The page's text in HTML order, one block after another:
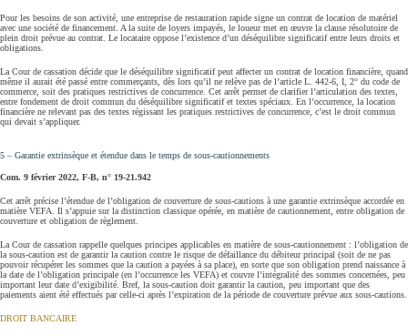
Pour les besoins de son activité, une entreprise de restauration rapide signe un contrat de location de matériel
avec une société de financement. A la suite de loyers impayés, le loueur met en œuvre la clause résolutoire de
plein droit prévue au contrat. Le locataire oppose l’existence d’un déséquilibre significatif entre leurs droits et
obligations.
La Cour de cassation décide que le déséquilibre significatif peut affecter un contrat de location financière, quand
même il aurait été passé entre commerçants, dès lors qu’il ne relève pas de l’article L. 442-6, I, 2° du code de
commerce, soit des pratiques restrictives de concurrence. Cet arrêt permet de clarifier l’articulation des textes,
entre fondement de droit commun du déséquilibre significatif et textes spéciaux. En l’occurrence, la location
financière ne relevant pas des textes régissant les pratiques restrictives de concurrence, c’est le droit commun
qui devait s’appliquer.
5 – Garantie extrinsèque et étendue dans le temps de sous-cautionnements
Com. 9 février 2022, F‑B, n° 19‑21.942
Cet arrêt précise l’étendue de l’obligation de couverture de sous-cautions à une garantie extrinsèque accordée en
matière VEFA. Il s’appuie sur la distinction classique opérée, en matière de cautionnement, entre obligation de
couverture et obligation de règlement.
La Cour de cassation rappelle quelques principes applicables en matière de sous-cautionnement : l’obligation de
la sous‑caution est de garantir la caution contre le risque de défaillance du débiteur principal (soit de ne pas
pouvoir récupérer les sommes que la caution a payées à sa place), en sorte que son obligation prend naissance à
la date de l’obligation principale (en l’occurrence les VEFA) et couvre l’intégralité des sommes concernées, peu
important leur date d’exigibilité. Bref, la sous-caution doit garantir la caution, peu important que des
paiements aient été effectués par celle-ci après l’expiration de la période de couverture prévue aux sous-cautions.
DROIT BANCAIRE